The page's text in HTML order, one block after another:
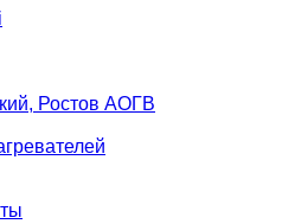
Ростов АОГВ